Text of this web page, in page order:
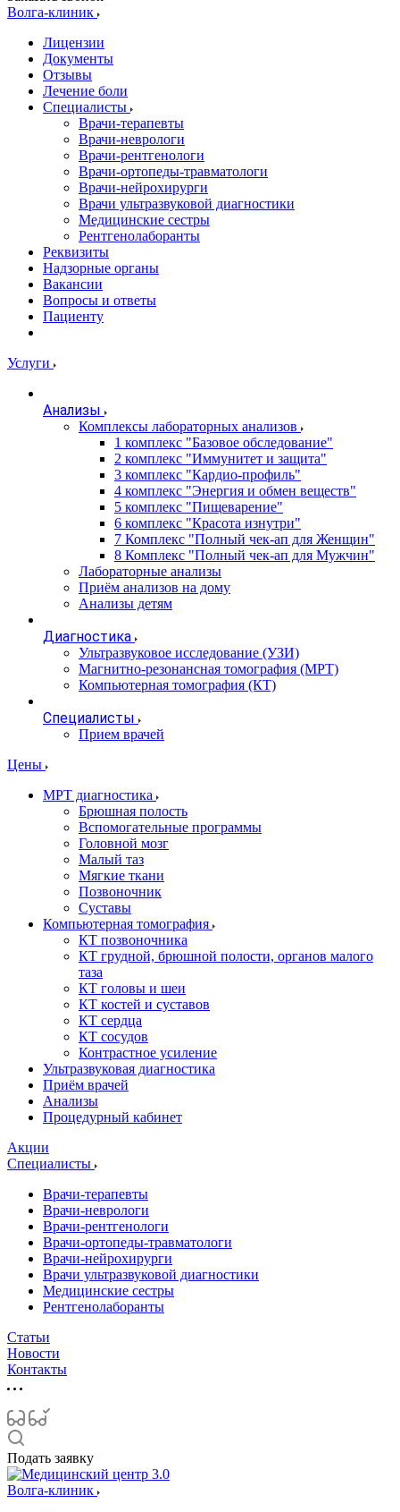
Волга-клиник
Лицензии
Документы
Отзывы
Лечение боли
Специалисты
Врачи-терапевты
Врачи-неврологи
Врачи-рентгенологи
Врачи-ортопеды-травматологи
Врачи-нейрохирурги
Врачи ультразвуковой диагностики
Медицинские сестры
Рентгенолаборанты
Реквизиты
Надзорные органы
Вакансии
Вопросы и ответы
Пациенту
Услуги
Анализы
Комплексы лабораторных анализов
1 комплекс "Базовое обследование"
2 комплекс "Иммунитет и защита"
3 комплекс "Кардио-профиль"
4 комплекс "Энергия и обмен веществ"
5 комплекс "Пищеварение"
6 комплекс "Красота изнутри"
7 Комплекс "Полный чек-ап для Женщин"
8 Комплекс "Полный чек-ап для Мужчин"
Лабораторные анализы
Приём анализов на дому
Анализы детям
Диагностика
Ультразвуковое исследование (УЗИ)
Магнитно-резонансная томография (МРТ)
Компьютерная томография (КТ)
Специалисты
Прием врачей
Цены
МРТ диагностика
Брюшная полость
Вспомогательные программы
Головной мозг
Малый таз
Мягкие ткани
Позвоночник
Суставы
Компьютерная томография
КТ позвоночника
КТ грудной, брюшной полости, органов малого
таза
КТ головы и шеи
КТ костей и суставов
КТ сердца
КТ сосудов
Контрастное усиление
Ультразвуковая диагностика
Приём врачей
Анализы
Процедурный кабинет
Акции
Специалисты
Врачи-терапевты
Врачи-неврологи
Врачи-рентгенологи
Врачи-ортопеды-травматологи
Врачи-нейрохирурги
Врачи ультразвуковой диагностики
Медицинские сестры
Рентгенолаборанты
Статьи
Новости
Контакты
Подать заявку
Волга-клиник